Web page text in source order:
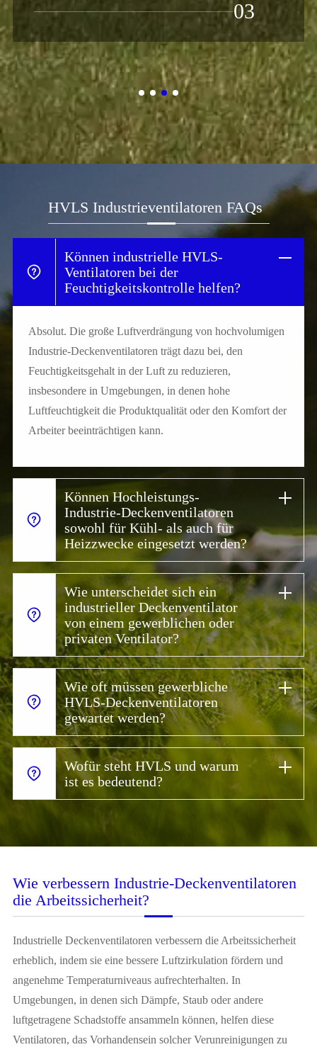
03
HVLS Industrieventilatoren FAQs
Können industrielle HVLS-
Ventilatoren bei der
Feuchtigkeitskontrolle helfen?
Absolut. Die große Luftverdrängung von hochvolumigen
Industrie-Deckenventilatoren trägt dazu bei, den
Feuchtigkeitsgehalt in der Luft zu reduzieren,
insbesondere in Umgebungen, in denen hohe
Luftfeuchtigkeit die Produktqualität oder den Komfort der
Arbeiter beeinträchtigen kann.
Können Hochleistungs-
Industrie-Deckenventilatoren
sowohl für Kühl- als auch für
Heizzwecke eingesetzt werden?
Wie unterscheidet sich ein
industrieller Deckenventilator
von einem gewerblichen oder
privaten Ventilator?
Wie oft müssen gewerbliche
HVLS-Deckenventilatoren
gewartet werden?
Wofür steht HVLS und warum
ist es bedeutend?
Wie verbessern Industrie-Deckenventilatoren
die Arbeitssicherheit?
Industrielle Deckenventilatoren verbessern die Arbeitssicherheit
erheblich, indem sie eine bessere Luftzirkulation fördern und
angenehme Temperaturniveaus aufrechterhalten. In
Umgebungen, in denen sich Dämpfe, Staub oder andere
luftgetragene Schadstoffe ansammeln können, helfen diese
Ventilatoren, das Vorhandensein solcher Verunreinigungen zu